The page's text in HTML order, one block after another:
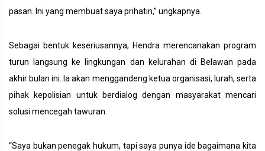
pasan. Ini yang membuat saya prihatin,” ungkapnya.
Sebagai bentuk keseriusannya, Hendra merencanakan program
turun langsung ke lingkungan dan kelurahan di Belawan pada
akhir bulan ini. Ia akan menggandeng ketua organisasi, lurah, serta
pihak kepolisian untuk berdialog dengan masyarakat mencari
solusi mencegah tawuran.
“Saya bukan penegak hukum, tapi saya punya ide bagaimana kita